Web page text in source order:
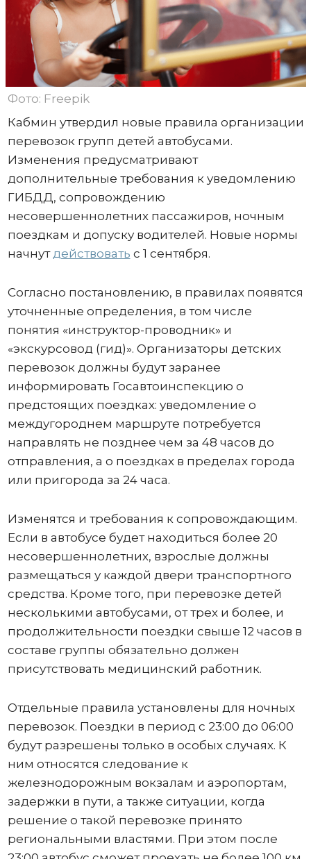
Фото: Freepik
Кабмин утвердил новые правила организации
перевозок групп детей автобусами.
Изменения предусматривают
дополнительные требования к уведомлению
ГИБДД, сопровождению
несовершеннолетних пассажиров, ночным
поездкам и допуску водителей. Новые нормы
начнутдействовать с 1 сентября.
Согласно постановлению, в правилах появятся
уточненные определения, в том числе
понятия «инструктор-проводник» и
«экскурсовод (гид)». Организаторы детских
перевозок должны будут заранее
информировать Госавтоинспекцию о
предстоящих поездках: уведомление о
междугороднем маршруте потребуется
направлять не позднее чем за 48 часов до
отправления, а о поездках в пределах города
или пригорода за 24 часа.
Изменятся и требования к сопровождающим.
Если в автобусе будет находиться более 20
несовершеннолетних, взрослые должны
размещаться у каждой двери транспортного
средства. Кроме того, при перевозке детей
несколькими автобусами, от трех и более, и
продолжительности поездки свыше 12 часов в
составе группы обязательно должен
присутствовать медицинский работник.
Отдельные правила установлены для ночных
перевозок. Поездки в период с 23:00 до 06:00
будут разрешены только в особых случаях. К
ним относятся следование к
железнодорожным вокзалам и аэропортам,
задержки в пути, а также ситуации, когда
решение о такой перевозке принято
региональными властями. При этом после